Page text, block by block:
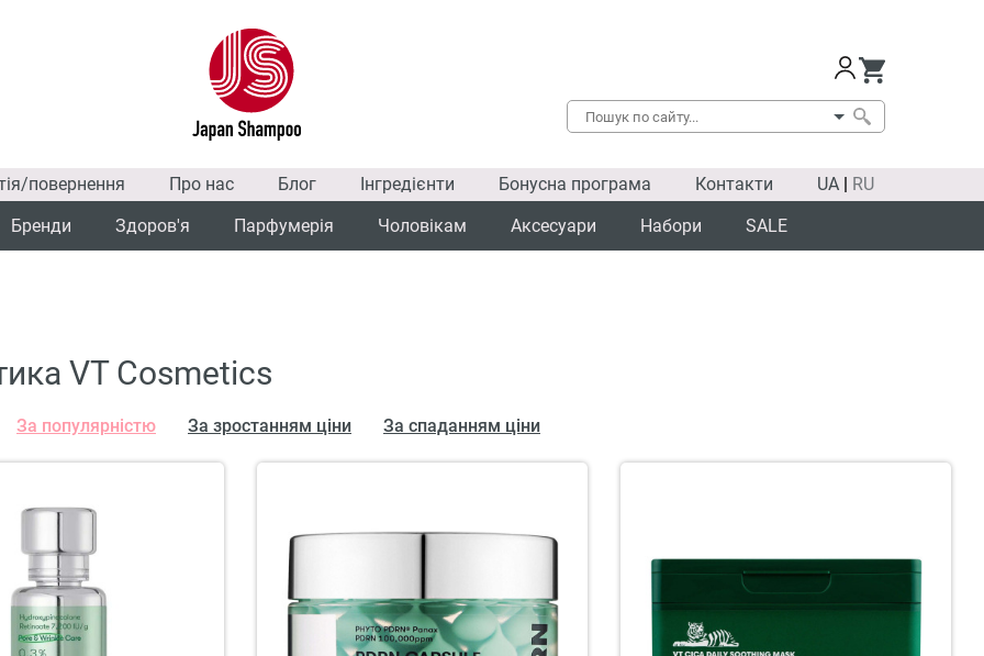
повернення Про нас Блог Інгредієнти Бонусна програма Контакти UA | RU
Бренди
Здоров'я Парфумерія Чоловікам Аксесуари Набори SALE
VT Cosmetics
За популярністю За зростанням ціни За спаданням ціни